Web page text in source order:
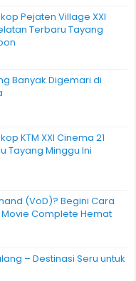
Pejaten Village XXI
Terbaru Tayang
Banyak Digemari di
KTM XXI Cinema 21
Tayang Minggu Ini
(VoD)? Begini Cara
Complete Hemat
– Destinasi Seru untuk